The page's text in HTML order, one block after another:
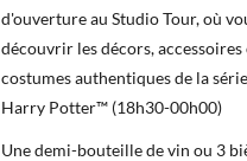
d'ouverture au Studio Tour, où
découvrir les décors, accessoires
costumes authentiques de la
Harry Potter™ (18h30-00h00)
Une demi-bouteille de vin ou 3